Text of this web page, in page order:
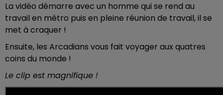
La vidéo démarre avec un homme qui se rend au
travail en métro puis en pleine réunion de travail, il se
met à craquer !
Ensuite, les Arcadians vous fait voyager aux quatres
coins du monde !
Le clip est magnifique !